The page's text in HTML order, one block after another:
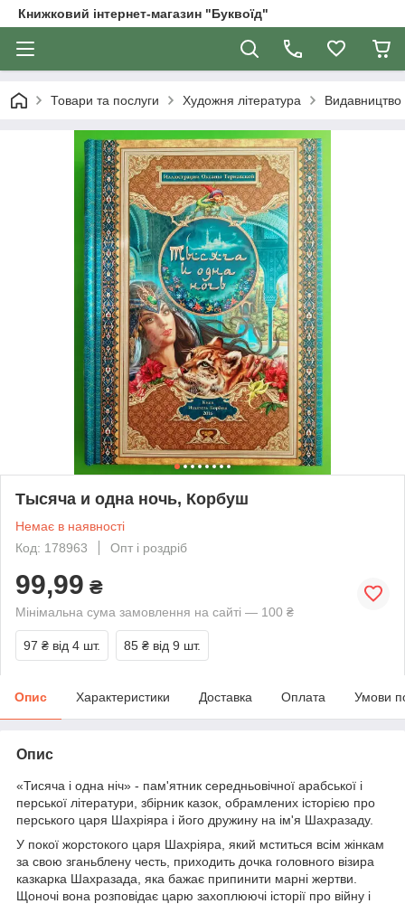
Книжковий інтернет-магазин "Буквоїд"
Товари та послуги Художня література
Тысяча и одна ночь, Корбуш
Немає в наявності
Код: 178963
Опт і роздріб
99,99 ₴
Мінімальна сума замовлення на сайті — 100 ₴
97 ₴ від 4 шт. 85 ₴ від 9 шт.
Опис Характеристики Доставка Оплата Умови
Опис
«Тисяча і одна ніч» - пам'ятник середньовічної арабської і
перської літератури, збірник казок, обрамлених історією про
перського царя Шахріяра і його дружину на ім'я Шахразаду.
У покої жорстокого царя Шахріяра, який мститься всім жінкам
за свою зганьблену честь, приходить дочка головного візира
казкарка Шахразада, яка бажає припинити марні жертви.
Щоночі вона розповідає царю захоплюючі історії про війну і